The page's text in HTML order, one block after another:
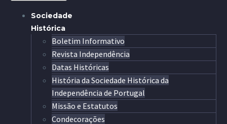
Sociedade
Histórica
Boletim Informativo
Revista Independência
Datas Históricas
História da Sociedade Histórica da
Independência de Portugal
Missão e Estatutos
Condecorações